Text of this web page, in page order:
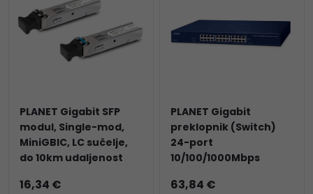
PLANET Gigabit SFP
modul, Single-mod,
MiniGBIC, LC sučelje,
do 10km udaljenost
16,34 €
PLANET Gigabit
preklopnik (Switch)
24-port
10/100/1000Mbps
63,84 €